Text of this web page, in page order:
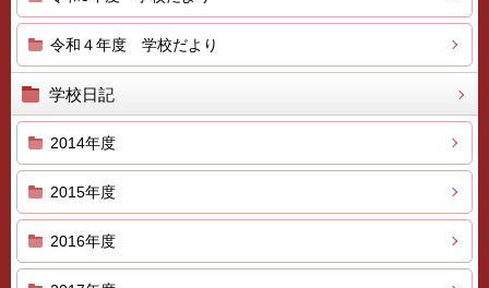
令和４年度 学校だより
学校日記
2014年度
2015年度
2016年度